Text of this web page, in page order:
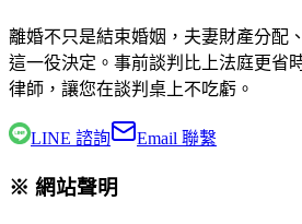
離婚不只是結束婚姻，夫妻財產分配
這一役決定。事前談判比上法庭更省
律師 ，讓您在談判桌上不吃虧。
LINE 諮詢 Email 聯繫
※ 網站聲明